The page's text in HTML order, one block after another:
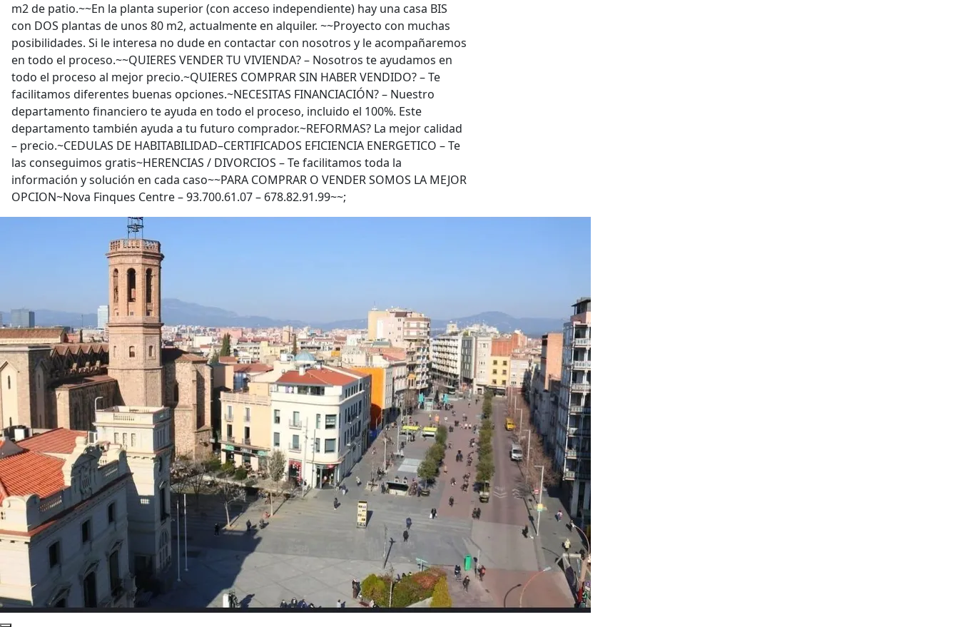
m2 de patio.~~En la planta superior (con acceso independiente) hay una casa BIS
con DOS plantas de unos 80 m2, actualmente en alquiler. ~~Proyecto con muchas
posibilidades. Si le interesa no dude en contactar con nosotros y le acompañaremos
en todo el proceso.~~QUIERES VENDER TU VIVIENDA? – Nosotros te ayudamos en
todo el proceso al mejor precio.~QUIERES COMPRAR SIN HABER VENDIDO? – Te
facilitamos diferentes buenas opciones.~NECESITAS FINANCIACIÓN? – Nuestro
departamento financiero te ayuda en todo el proceso, incluido el 100%. Este
departamento también ayuda a tu futuro comprador.~REFORMAS? La mejor calidad
– precio.~CEDULAS DE HABITABILIDAD–CERTIFICADOS EFICIENCIA ENERGETICO – Te
las conseguimos gratis~HERENCIAS / DIVORCIOS – Te facilitamos toda la
información y solución en cada caso~~PARA COMPRAR O VENDER SOMOS LA MEJOR
OPCION~Nova Finques Centre – 93.700.61.07 – 678.82.91.99~~;